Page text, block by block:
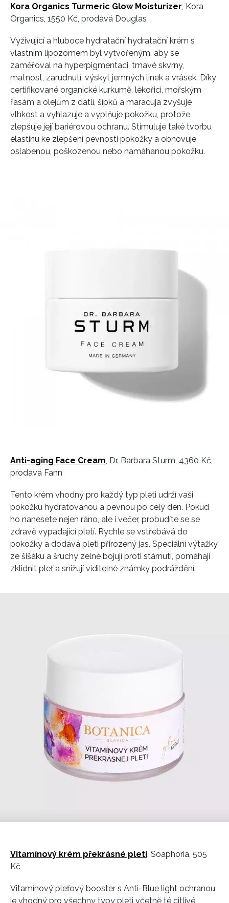
Kora Organics Turmeric Glow Moisturizer , Kora
Organics, 1550 Kč, prodává Douglas
Vyživující a hluboce hydratační hydratační krém s
vlastním lipozomem byl vytvořeným, aby se
zaměřoval na hyperpigmentaci, tmavé skvrny,
matnost, zarudnutí, výskyt jemných linek a vrásek. Díky
certifikované organické kurkumě, lékořici, mořským
řasám a olejům z datlí, šípků a maracuja zvyšuje
vlhkost a vyhlazuje a vyplňuje pokožku, protože
zlepšuje její bariérovou ochranu. Stimuluje také tvorbu
elastinu ke zlepšení pevnosti pokožky a obnovuje
oslabenou, poškozenou nebo namáhanou pokožku.
Anti-aging Face Cream , Dr. Barbara Sturm, 4360 Kč,
prodává Fann
Tento krém vhodný pro každý typ pleti udrží vaši
pokožku hydratovanou a pevnou po celý den. Pokud
ho nanesete nejen ráno, ale i večer, probudíte se se
zdravě vypadající pletí. Rychle se vstřebává do
pokožky a dodává pleti přirozený jas. Speciální výtažky
ze šišáku a šruchy zelné bojují proti stárnutí, pomáhají
zklidnit pleť a snižují viditelné známky podráždění.
Vitamínový krém překrásné pleti, Soaphoria, 505
Kč
Vitamínový pleťový booster s Anti-Blue light ochranou
je vhodný pro všechny typy pleti včetně té citlivé.